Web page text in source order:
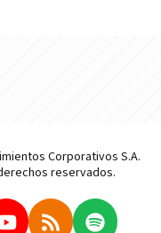
Corporativos S.A.
reservados.